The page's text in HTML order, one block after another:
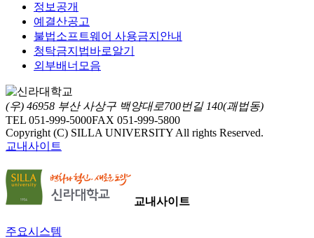
정보공개
예결산공고
불법소프트웨어 사용금지안내
청탁금지법바로알기
외부배너모음
(우) 46958 부산 사상구 백양대로700번길 140(괘법동)
TEL 051-999-5000FAX 051-999-5800
Copyright (C) SILLA UNIVERSITY All rights Reserved.
교내사이트
교내사이트
주요시스템